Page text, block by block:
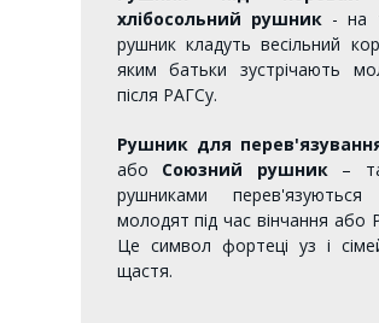
хлібосольний рушник- на
рушник кладуть весільний
яким батьки зустрічають
після РАГСу.
Рушник для
або Союзний рушник–
рушниками перев'язуються
молодят під час вінчання або
Це символ фортеці уз і
щастя.